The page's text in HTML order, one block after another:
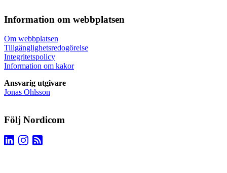
Information om webbplatsen
Om webbplatsen
Tillgänglighetsredogörelse
Integritetspolicy
Information om kakor
Ansvarig utgivare
Jonas Ohlsson
Följ Nordicom